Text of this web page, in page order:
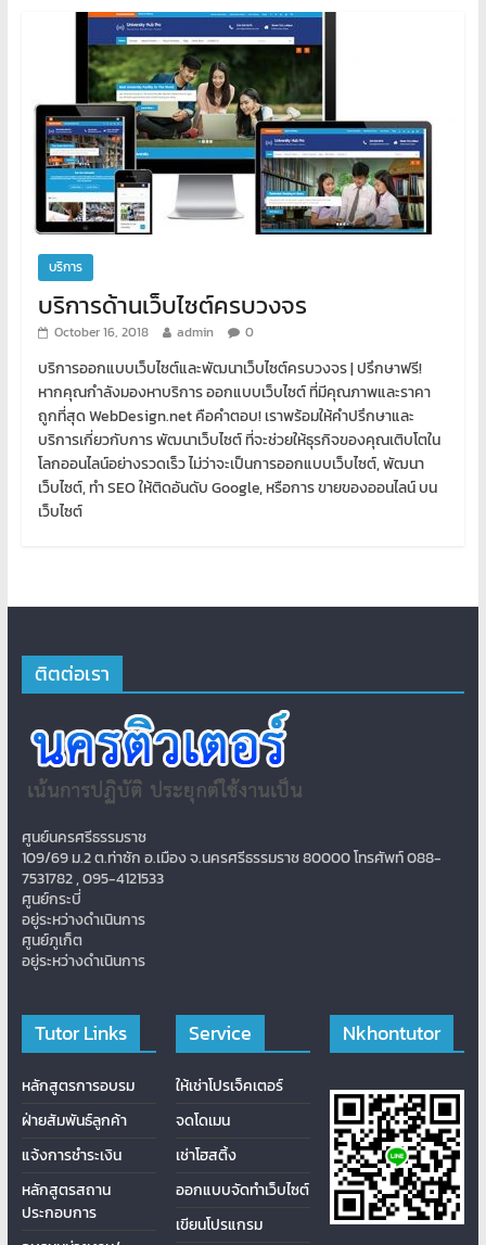
บริการ
บริการด้านเว็บไซต์ครบวงจร
October 16, 2018 admin 0
บริการออกแบบเว็บไซต์และพัฒนาเว็บไซต์ครบวงจร | ปรึกษาฟรี!
หากคุณกำลังมองหาบริการ ออกแบบเว็บไซต์ ที่มีคุณภาพและราคา
ถูกที่สุด WebDesign.net คือคำตอบ! เราพร้อมให้คำปรึกษาและ
บริการเกี่ยวกับการ พัฒนาเว็บไซต์ ที่จะช่วยให้ธุรกิจของคุณเติบโตใน
โลกออนไลน์อย่างรวดเร็ว ไม่ว่าจะเป็นการออกแบบเว็บไซต์, พัฒนา
เว็บไซต์, ทำ SEO ให้ติดอันดับ Google, หรือการ ขายของออนไลน์ บน
เว็บไซต์
ติตต่อเรา
ศูนย์นครศรีธรรมราช
109/69 ม.2 ต.ท่าซัก อ.เมือง จ.นครศรีธรรมราช 80000 โทรศัพท์ 088-
7531782 , 095-4121533
ศูนย์กระบี่
อยู่ระหว่างดำเนินการ
ศูนย์ภูเก็ต
อยู่ระหว่างดำเนินการ
Tutor Links
หลักสูตรการอบรม
ฝ่ายสัมพันธ์ลูกค้า
แจ้งการชำระเงิน
หลักสูตรสถาน
ประกอบการ
Service
ให้เช่าโปรเจ็คเตอร์
จดโดเมน
เช่าโฮสติ้ง
ออกแบบจัดทำเว็บไซต์
เขียนโปรแกรม
Nkhontutor